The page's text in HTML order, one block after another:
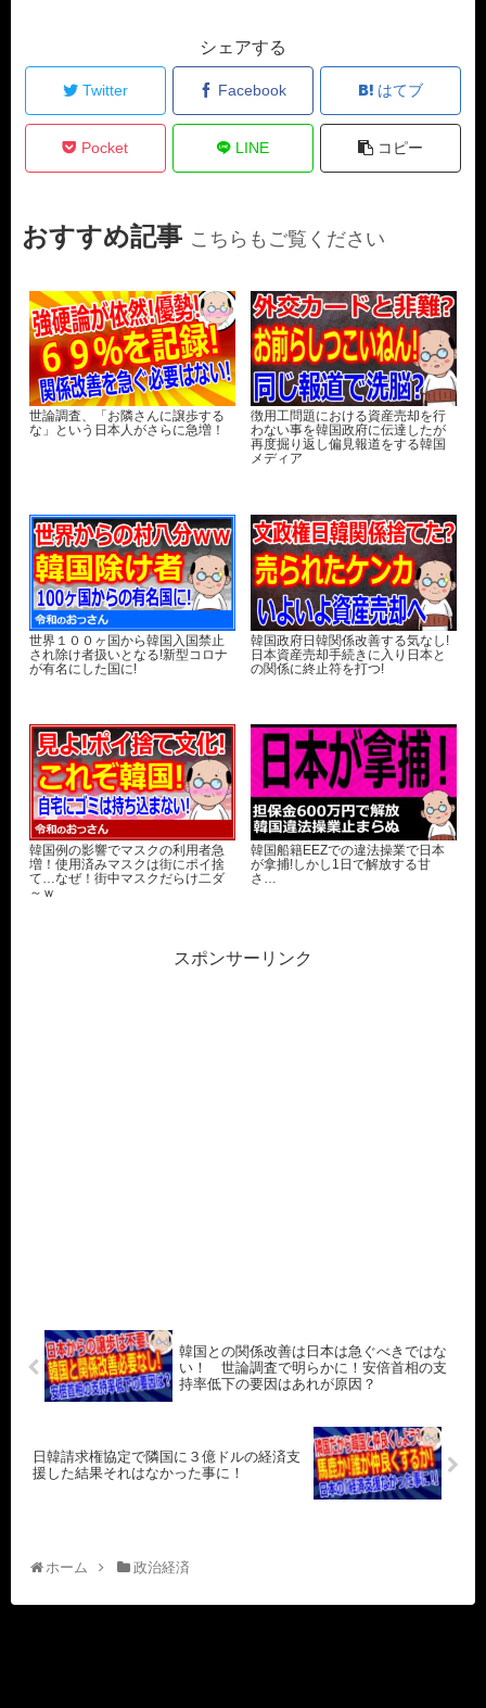
シェアする
Twitter Facebook はてブ
Pocket LINE コピー
おすすめ記事 こちらもご覧ください
世論調査、「お隣さんに譲歩する
な」という日本人がさらに急増！
徴用工問題における資産売却を行
わない事を韓国政府に伝達したが
再度掘り返し偏見報道をする韓国
メディア
世界１００ヶ国から韓国入国禁止
され除け者扱いとなる!新型コロナ
が有名にした国に!
韓国政府日韓関係改善する気なし!
日本資産売却手続きに入り日本と
の関係に終止符を打つ!
韓国例の影響でマスクの利用者急
増！使用済みマスクは街にポイ捨
て…なぜ！街中マスクだらけ二ダ
～ｗ
韓国船籍EEZでの違法操業で日本
が拿捕!しかし1日で解放する甘
さ…
スポンサーリンク
韓国との関係改善は日本は急ぐべきではな
い！ 世論調査で明らかに！安倍首相の支
持率低下の要因はあれが原因？
日韓請求権協定で隣国に３億ドルの経済支
援した結果それはなかった事に！
ホーム 政治経済